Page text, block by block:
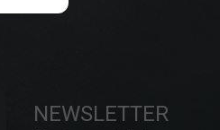
NEWSLETTER